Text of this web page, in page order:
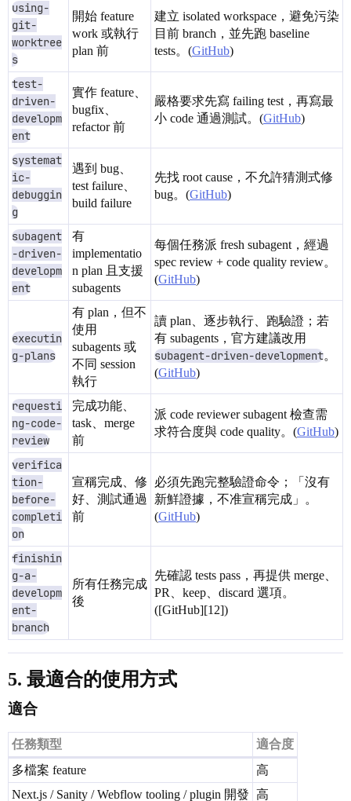
using-
git-
worktree
s
開始 feature
work 或執行
plan 前
建立 isolated workspace，避免污染
目前 branch，並先跑 baseline
tests。(GitHub)
test-
driven-
developm
ent
實作 feature、
bugfix、
refactor 前
嚴格要求先寫 failing test，再寫最
小 code 通過測試。(GitHub)
systemat
ic-
debuggin
g
遇到 bug、
test failure、
build failure
先找 root cause，不允許猜測式修
bug。(GitHub)
subagent
-driven-
developm
ent
有
implementatio
n plan 且支援
subagents
每個任務派 fresh subagent，經過
spec review + code quality review。
(GitHub)
executin
g-plans
有 plan，但不
使用
subagents 或
不同 session
執行
讀 plan、逐步執行、跑驗證；若
有 subagents，官方建議改用
subagent-driven-development。
(GitHub)
requesti
ng-code-
review
完成功能、
task、merge
前
派 code reviewer subagent 檢查需
求符合度與 code quality。(GitHub)
verifica
tion-
before-
completi
on
宣稱完成、修
好、測試通過
前
必須先跑完整驗證命令；「沒有
新鮮證據，不准宣稱完成」。
(GitHub)
finishin
g-a-
developm
ent-
branch
所有任務完成
後
先確認 tests pass，再提供 merge、
PR、keep、discard 選項。
([GitHub][12])
5. 最適合的使用方式
適合
任務類型
適合度
多檔案 feature
高
Next.js / Sanity / Webflow tooling / plugin 開發 高